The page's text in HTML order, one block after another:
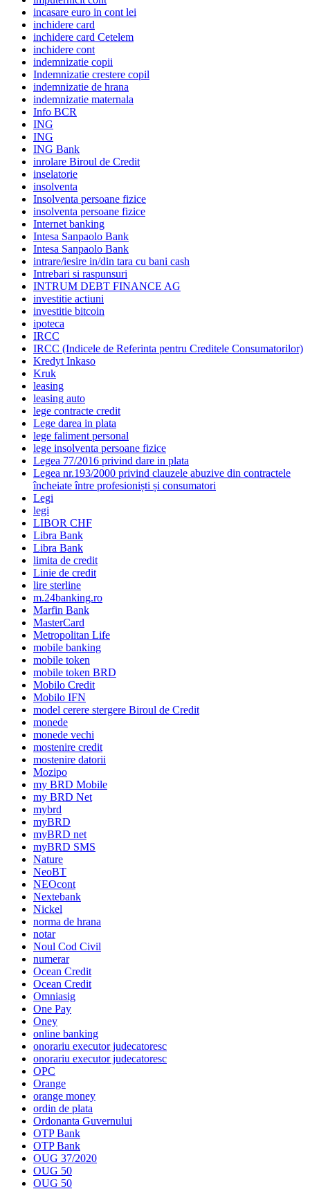
incasare euro in cont lei
inchidere card
inchidere card Cetelem
inchidere cont
indemnizatie copii
Indemnizatie crestere copil
indemnizatie de hrana
indemnizatie maternala
Info BCR
ING
ING
ING Bank
inrolare Biroul de Credit
inselatorie
insolventa
Insolventa persoane fizice
insolventa persoane fizice
Internet banking
Intesa Sanpaolo Bank
Intesa Sanpaolo Bank
intrare/iesire in/din tara cu bani cash
Intrebari si raspunsuri
INTRUM DEBT FINANCE AG
investitie actiuni
investitie bitcoin
ipoteca
IRCC
IRCC (Indicele de Referinta pentru Creditele Consumatorilor)
Kredyt Inkaso
Kruk
leasing
leasing auto
lege contracte credit
Lege darea in plata
lege faliment personal
lege insolventa persoane fizice
Legea 77/2016 privind dare in plata
Legea nr.193/2000 privind clauzele abuzive din contractele
încheiate între profesioniști și consumatori
Legi
legi
LIBOR CHF
Libra Bank
Libra Bank
limita de credit
Linie de credit
lire sterline
m.24banking.ro
Marfin Bank
MasterCard
Metropolitan Life
mobile banking
mobile token
mobile token BRD
Mobilo Credit
Mobilo IFN
model cerere stergere Biroul de Credit
monede
monede vechi
mostenire credit
mostenire datorii
Mozipo
my BRD Mobile
my BRD Net
mybrd
myBRD
myBRD net
myBRD SMS
Nature
NeoBT
NEOcont
Nextebank
Nickel
norma de hrana
notar
Noul Cod Civil
numerar
Ocean Credit
Ocean Credit
Omniasig
One Pay
Oney
online banking
onorariu executor judecatoresc
onorariu executor judecatoresc
OPC
Orange
orange money
ordin de plata
Ordonanta Guvernului
OTP Bank
OTP Bank
OUG 37/2020
OUG 50
OUG 50